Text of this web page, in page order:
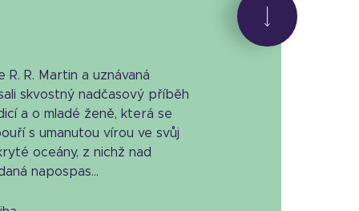
R. Martin a uznávaná
skvostný nadčasový příběh
a o mladé ženě, která se
s umanutou vírou ve svůj
oceány, z nichž nad
napospas...